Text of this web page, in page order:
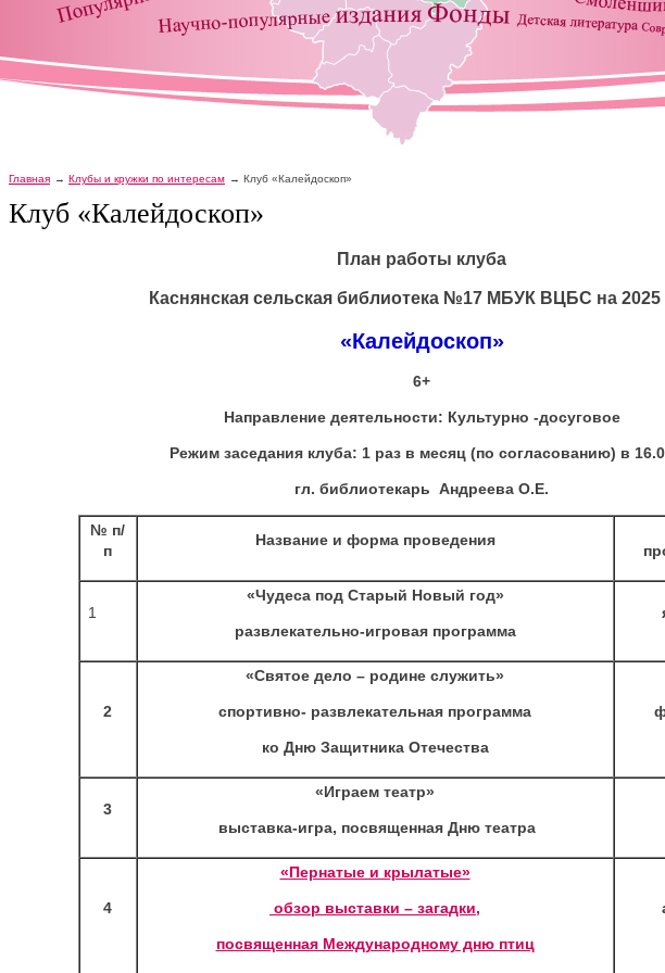
Главная Клубы и кружки по интересам Клуб «Калейдоскоп»
Клуб «Калейдоскоп»
План работы клуба
Каснянская сельская библиотека №17 МБУК ВЦБС на 2025
«Калейдоскоп»
6+
Направление деятельности: Культурно -досуговое
Режим заседания клуба: 1 раз в месяц (по согласованию) в
гл. библиотекарь Андреева О.Е.
№ п/
п
Название и форма проведения
1
«Чудеса под Старый Новый год»
развлекательно-игровая программа
2
«Святое дело – родине служить»
спортивно- развлекательная программа
ко Дню Защитника Отечества
3
«Играем театр»
выставка-игра, посвященная Дню театра
4
«Пернатые и крылатые»
обзор выставки – загадки,
посвященная Международному дню птиц